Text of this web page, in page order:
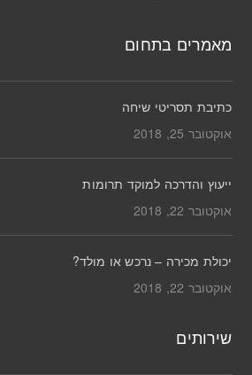
מאמרים בתחום
כתיבת תסריטי שיחה
אוקטובר 25, 2018
ייעוץ והדרכה למוקד תרומות
אוקטובר 22, 2018
יכולת מכירה – נרכש או מולד?
אוקטובר 22, 2018
שירותים